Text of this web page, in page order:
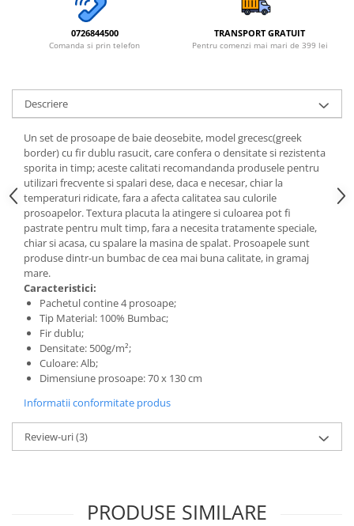
0726844500
Comanda si prin telefon
TRANSPORT GRATUIT
Pentru comenzi mai mari de 399 lei
Descriere
Un set de prosoape de baie deosebite, model grecesc(greek
border) cu fir dublu rasucit, care confera o densitate si rezistenta
sporita in timp; aceste calitati recomandanda produsele pentru
utilizari frecvente si spalari dese, daca e necesar, chiar la
temperaturi ridicate, fara a afecta calitatea sau culorile
prosoapelor. Textura placuta la atingere si culoarea pot fi
pastrate pentru mult timp, fara a necesita tratamente speciale,
chiar si acasa, cu spalare la masina de spalat. Prosoapele sunt
produse dintr-un bumbac de cea mai buna calitate, in gramaj
mare.
Caracteristici:
Pachetul contine 4 prosoape;
Tip Material: 100% Bumbac;
Fir dublu;
Densitate: 500g/m²;
Culoare: Alb;
Dimensiune prosoape: 70 x 130 cm
Informatii conformitate produs
Review-uri(3)
PRODUSE SIMILARE